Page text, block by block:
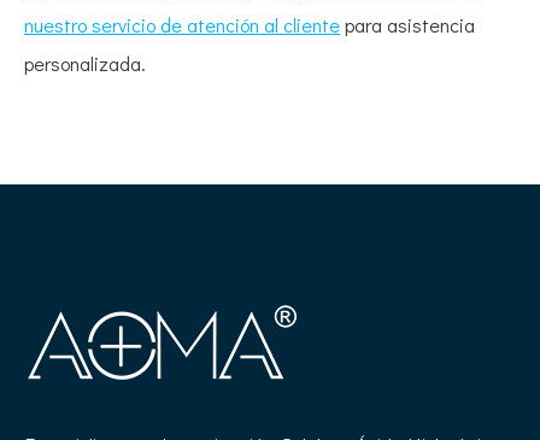
nuestro servicio de atención al clientepara asistencia
personalizada.